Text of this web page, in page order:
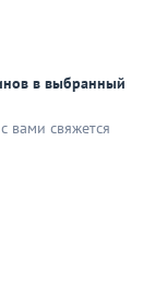
в выбранный
вами свяжется